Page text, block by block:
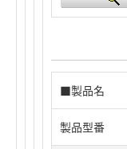
■製品名
製品型番